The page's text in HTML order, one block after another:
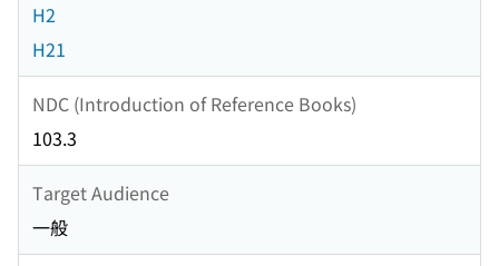
H2
H21
NDC (Introduction of Reference Books)
103.3
Target Audience
一般